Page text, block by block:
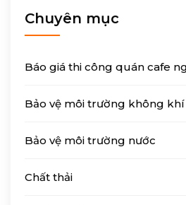
Chuyên mục
Báo giá thi công quán cafe
Bảo vệ môi trường không
Bảo vệ môi trường nước
Chất thải